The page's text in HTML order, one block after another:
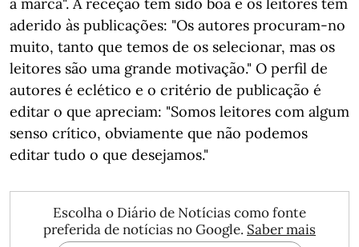
aderido às publicações: "Os autores procuram-no
muito, tanto que temos de os selecionar, mas os
leitores são uma grande motivação." O perfil de
autores é eclético e o critério de publicação é
editar o que apreciam: "Somos leitores com algum
senso crítico, obviamente que não podemos
editar tudo o que desejamos."
Escolha o Diário de Notícias como fonte
preferida de notícias no Google. Saber mais